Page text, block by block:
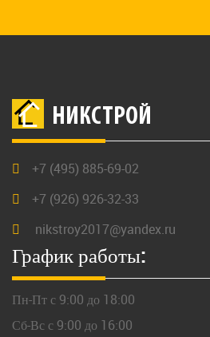
НИКСТРОЙ
+7 (495) 885-69-02
+7 (926) 926-32-33
nikstroy2017@yandex.ru
График работы:
Пн-Пт с 9:00 до 18:00
Сб-Вс с 9:00 до 16:00